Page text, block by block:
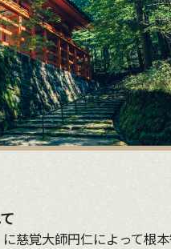
慈覚大師円仁によって根